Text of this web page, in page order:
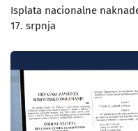
Isplata nacionalne
17. srpnja